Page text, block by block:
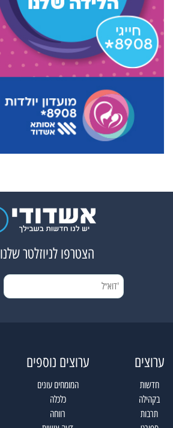
הצטרפו לניוזלטר שלנו
ערוצים
חדשות
בקהילה
תרבות
ערוצים נוספים
המומחים עונים
כלכלה
רווחה